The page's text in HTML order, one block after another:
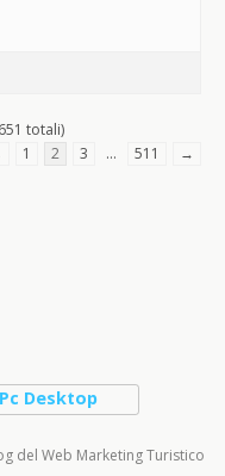
totali)
1 2 3 … 511 →
Pc Desktop
del Web Marketing Turistico